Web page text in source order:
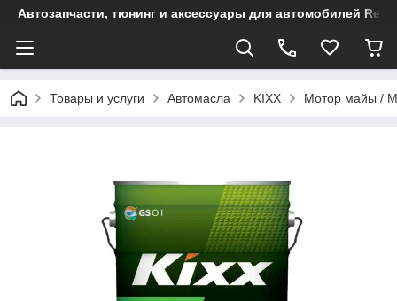
Автозапчасти, тюнинг и аксессуары для автомобилей
Товары и услуги Автомасла KIXX Мотор майы /